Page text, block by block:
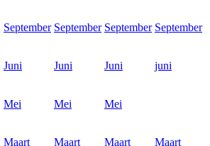
September September September September
Juni Juni Juni juni
Mei Mei Mei
Maart Maart Maart Maart